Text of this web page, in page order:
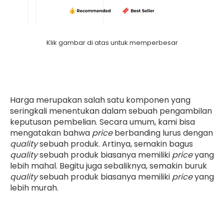
Klik gambar di atas untuk memperbesar
Harga merupakan salah satu komponen yang
seringkali menentukan dalam sebuah pengambilan
keputusan pembelian. Secara umum, kami bisa
mengatakan bahwa priceberbanding lurus dengan
qualitysebuah produk. Artinya, semakin bagus
qualitysebuah produk biasanya memiliki priceyang
lebih mahal. Begitu juga sebaliknya, semakin buruk
qualitysebuah produk biasanya memiliki priceyang
lebih murah.